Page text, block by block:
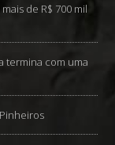
de R$ 700 mil
termina com uma